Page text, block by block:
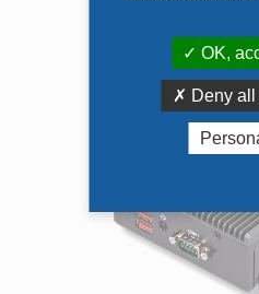
OK,
Deny